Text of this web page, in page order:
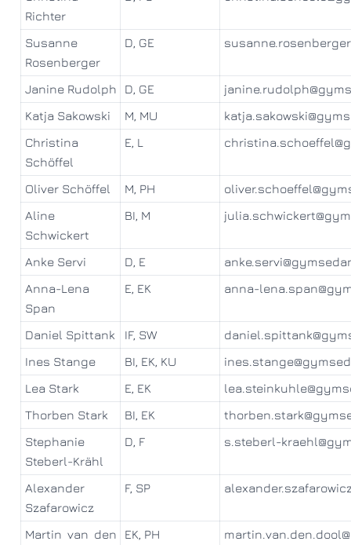
Richter
Susanne
Rosenberger
D, GE
Janine Rudolph D, GE
Katja Sakowski
M, MU
Christina
Schöffel
E, L
Oliver Schöffel M, PH
Aline
Schwickert
BI, M
Anke Servi D, E
Anna-Lena
Span
E, EK anna-
Daniel Spittank IF, SW
Ines Stange
BI, EK, KU
Lea Stark
E, EK
Thorben Stark
BI, EK
Stephanie
Steberl-Krähl
D, F s.steberl-
Alexander
Szafarowicz
F, SP
Martin van den
EK, PH